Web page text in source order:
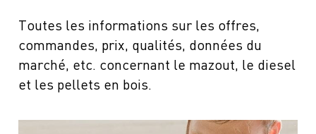
Toutes les informations sur les offres,
commandes, prix, qualités, données du
marché, etc. concernant le mazout, le diesel
et les pellets en bois.